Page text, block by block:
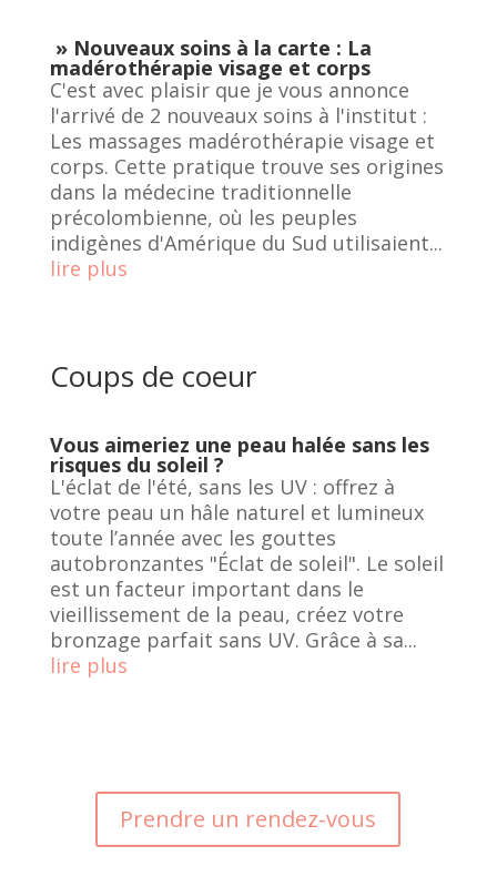
» Nouveaux soins à la carte : La
madérothérapie visage et corps
C'est avec plaisir que je vous annonce
l'arrivé de 2 nouveaux soins à l'institut :
Les massages madérothérapie visage et
corps. Cette pratique trouve ses origines
dans la médecine traditionnelle
précolombienne, où les peuples
indigènes d'Amérique du Sud utilisaient...
lire plus
Coups de coeur
Vous aimeriez une peau halée sans les
risques du soleil ?
L'éclat de l'été, sans les UV : offrez à
votre peau un hâle naturel et lumineux
toute l’année avec les gouttes
autobronzantes "Éclat de soleil". Le soleil
est un facteur important dans le
vieillissement de la peau, créez votre
bronzage parfait sans UV. Grâce à sa...
lire plus
Prendre un rendez-vous